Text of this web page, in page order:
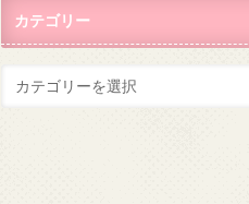
カテゴリー